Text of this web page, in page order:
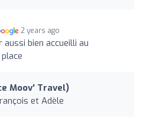
2 years ago
aussi bien accueilli au
Moov' Travel)
et Adèle